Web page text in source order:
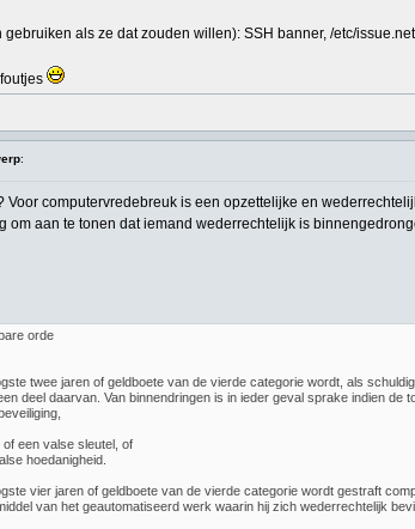
als ze dat zouden willen): SSH banner, /etc/
:
computervredebreuk is een opzettelijke en
om aan te tonen dat iemand wederrechtelijk is
orde
twee jaren of geldboete van de vierde categorie wordt, als
deel daarvan. Van binnendringen is in ieder geval sprake indien de
een valse sleutel, of
hoedanigheid.
vier jaren of geldboete van de vierde categorie wordt gestraft
van het geautomatiseerd werk waarin hij zich wederrechtelijk